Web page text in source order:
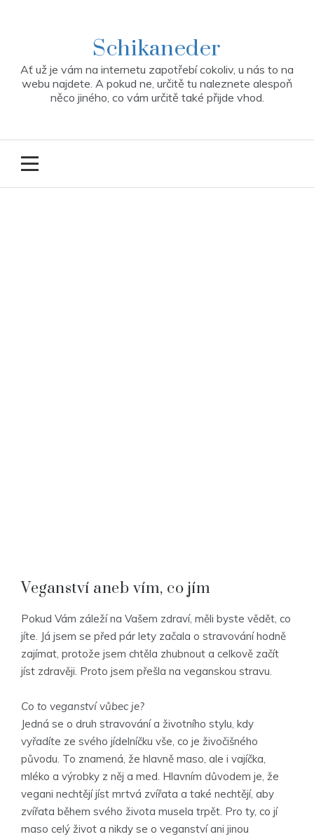
Schikaneder
Ať už je vám na internetu zapotřebí cokoliv, u nás to na
webu najdete. A pokud ne, určitě tu naleznete alespoň
něco jiného, co vám určitě také přijde vhod.
Veganství aneb vím, co jím
Pokud Vám záleží na Vašem zdraví, měli byste vědět, co
jíte. Já jsem se před pár lety začala o stravování hodně
zajímat, protože jsem chtěla zhubnout a celkově začít
jíst zdravěji. Proto jsem přešla na veganskou stravu.
Co to veganství vůbec je?
Jedná se o druh stravování a životního stylu, kdy
vyřadíte ze svého jídelníčku vše, co je živočišného
původu. To znamená, že hlavně maso, ale i vajíčka,
mléko a výrobky z něj a med. Hlavním důvodem je, že
vegani nechtějí jíst mrtvá zvířata a také nechtějí, aby
zvířata během svého života musela trpět. Pro ty, co jí
maso celý život a nikdy se o veganství ani jinou